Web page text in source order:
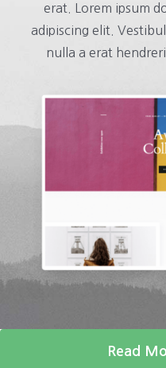
erat. Lorem ipsum
adipiscing elit.
nulla a erat
Read